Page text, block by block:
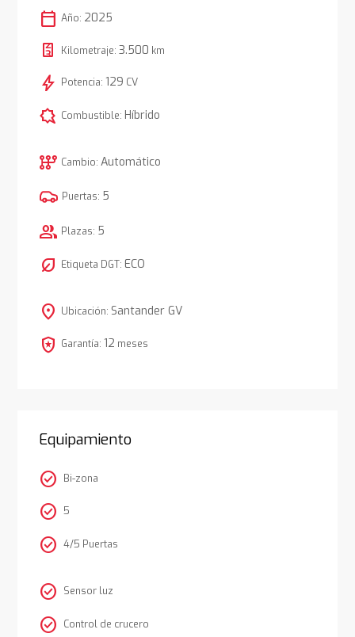
calendar_today Año: 2025
Kilometraje: 3.500 km
bolt Potencia: 129 CV
comic_bubble Combustible: Híbrido
auto_transmission Cambio: Automático
Puertas: 5
group Plazas: 5
nest_eco_leaf Etiqueta DGT: ECO
location_on Ubicación: Santander GV
local_police Garantía: 12 meses
Equipamiento
check_circle Bi-zona
check_circle 5
check_circle 4/5 Puertas
check_circle Sensor luz
check_circle Control de crucero